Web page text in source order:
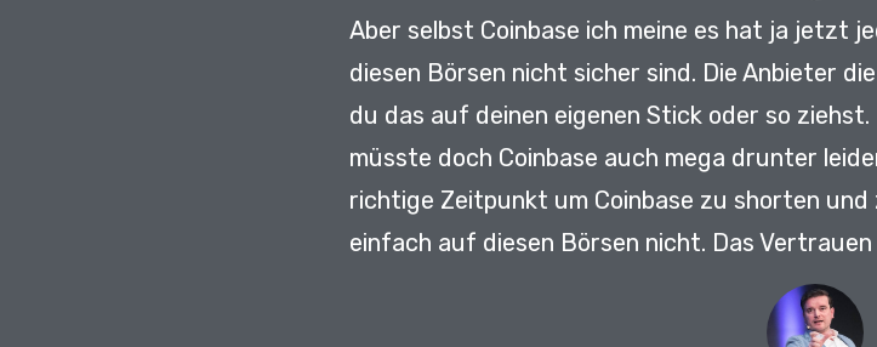
Aber selbst Coinbase ich meine es hat ja jetzt
diesen Börsen nicht sicher sind. Die Anbieter
du das auf deinen eigenen Stick oder so ziehst.
müsste doch Coinbase auch mega drunter
richtige Zeitpunkt um Coinbase zu shorten
einfach auf diesen Börsen nicht. Das